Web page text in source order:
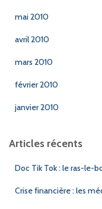
mai 2010
avril 2010
mars 2010
février 2010
janvier 2010
Articles récents
Doc Tik Tok : le ras-le-
Crise financière : les